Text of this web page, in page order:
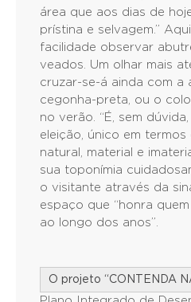
área que aos dias de
prístina e selvagem.”
facilidade observar
veados. Um olhar mais
cruzar-se-á ainda com a
cegonha-preta, ou o
no verão. “É, sem
eleição, único em
natural, material e
sua toponímia
o visitante através da
espaço que “honra
ao longo dos anos”.
O projeto “CONTENDA